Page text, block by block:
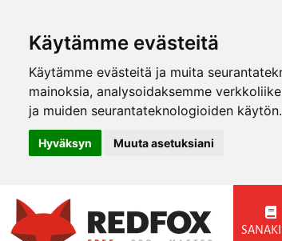
Käytämme evästeitä
Käytämme evästeitä ja muita
mainoksia, analysoidaksemme
ja muiden seurantateknologioiden käytön.
Hyväksyn Muuta asetuksiani